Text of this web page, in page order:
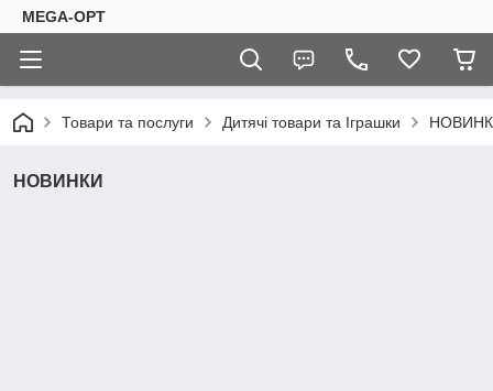
MEGA-OPT
Товари та послуги Дитячі товари та Іграшки
НОВИНКИ